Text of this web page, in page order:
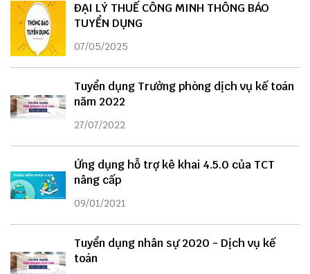
ĐẠI LÝ THUẾ CÔNG MINH THÔNG BÁO
TUYỂN DỤNG
07/05/2025
Tuyển dụng Trưởng phòng dịch vụ kế toán
năm 2022
27/07/2022
Ứng dụng hỗ trợ kê khai 4.5.0 của TCT
nâng cấp
09/01/2021
Tuyển dụng nhân sự 2020 - Dịch vụ kế
toán